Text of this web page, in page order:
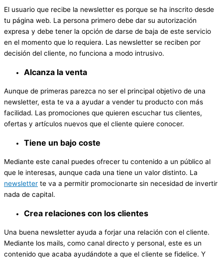
El usuario que recibe la newsletter es porque se ha inscrito desde
tu página web. La persona primero debe dar su autorización
expresa y debe tener la opción de darse de baja de este servicio
en el momento que lo requiera. Las newsletter se reciben por
decisión del cliente, no funciona a modo intrusivo.
Alcanza la venta
Aunque de primeras parezca no ser el principal objetivo de una
newsletter, esta te va a ayudar a vender tu producto con más
facilidad. Las promociones que quieren escuchar tus clientes,
ofertas y artículos nuevos que el cliente quiere conocer.
Tiene un bajo coste
Mediante este canal puedes ofrecer tu contenido a un público al
que le interesas, aunque cada una tiene un valor distinto. La
newsletter te va a permitir promocionarte sin necesidad de invertir
nada de capital.
Crea relaciones con los clientes
Una buena newsletter ayuda a forjar una relación con el cliente.
Mediante los mails, como canal directo y personal, este es un
contenido que acaba ayudándote a que el cliente se fidelice. Y